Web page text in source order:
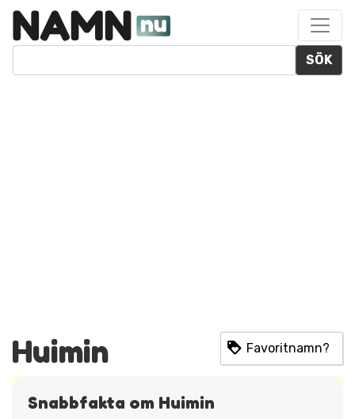
SÖK
Huimin Favoritnamn?
Snabbfakta om Huimin